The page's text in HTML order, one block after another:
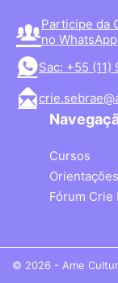
Participe da
no WhatsApp
Sac: +55 (11)
Cursos
Fórum Crie
© 2026 - Ame